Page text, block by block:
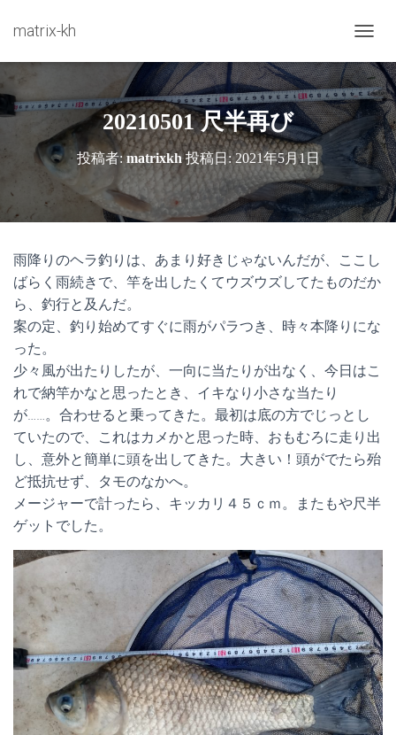
matrix-kh
20210501 尺半再び
投稿者:matrixkh投稿日:2021年5月1日
雨降りのヘラ釣りは、あまり好きじゃないんだが、ここし
ばらく雨続きで、竿を出したくてウズウズしてたものだか
ら、釣行と及んだ。
案の定、釣り始めてすぐに雨がパラつき、時々本降りにな
った。
少々風が出たりしたが、一向に当たりが出なく、今日はこ
れで納竿かなと思ったとき、イキなり小さな当たり
が……。合わせると乗ってきた。最初は底の方でじっとし
ていたので、これはカメかと思った時、おもむろに走り出
し、意外と簡単に頭を出してきた。大きい！頭がでたら殆
ど抵抗せず、タモのなかへ。
メージャーで計ったら、キッカリ４５ｃｍ。またもや尺半
ゲットでした。